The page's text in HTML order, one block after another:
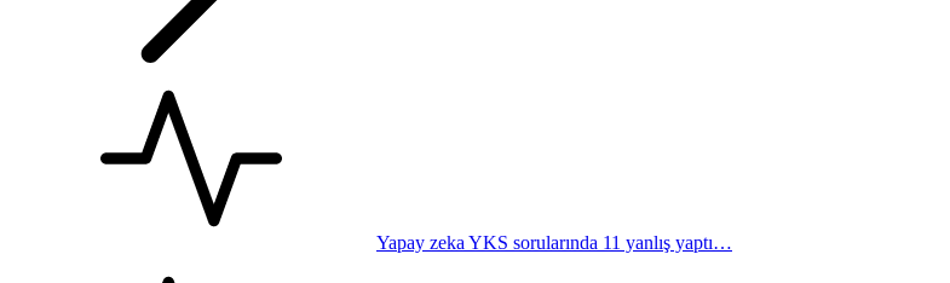
Yapay zeka YKS sorularında 11 yanlış yaptı…